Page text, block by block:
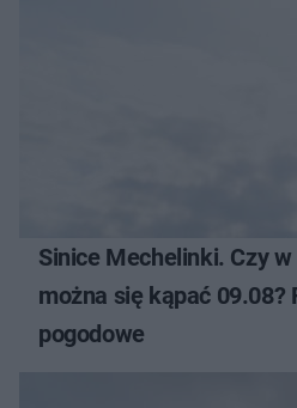
Sinice Mechelinki. Czy
można się kąpać 09.08?
pogodowe